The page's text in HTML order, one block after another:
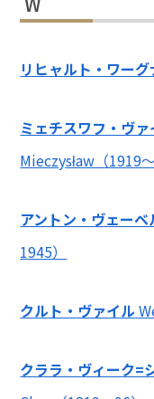
リヒャルト・ワーグ
ミェチスワフ・ヴ
Mieczysław（1919～
アントン・ヴェーベ
1945）
クルト・ヴァイル
クララ・ヴィーク=